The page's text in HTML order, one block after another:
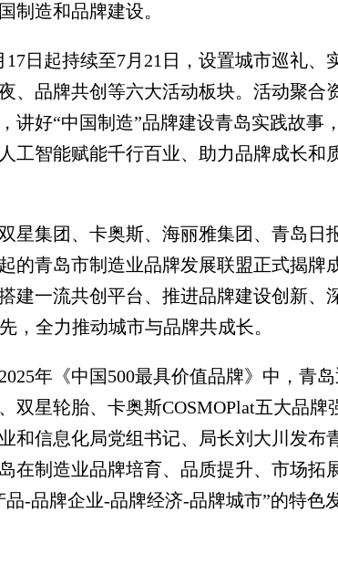
制造和品牌建设。
日起持续至7月21日，设置城市巡礼、
、品牌共创等六大活动板块。活动聚合
讲好“中国制造”品牌建设青岛实践故事
工智能赋能千行百业、助力品牌成长和
集团、卡奥斯、海丽雅集团、青岛日
的青岛市制造业品牌发展联盟正式揭牌
建一流共创平台、推进品牌建设创新、
，全力推动城市与品牌共成长。
年《中国500最具价值品牌》中，青岛
双星轮胎、卡奥斯COSMOPlat五大品牌
和信息化局党组书记、局长刘大川发布
在制造业品牌培育、品质提升、市场拓
-品牌企业-品牌经济-品牌城市”的特色